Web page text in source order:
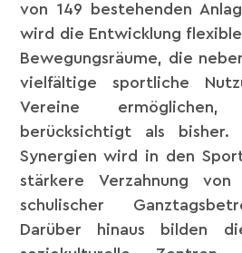
von 149 bestehenden
wird die Entwicklung
Bewegungsräume, die
vielfältige sportliche
Vereine
berücksichtigt als bisher.
Synergien wird in den
stärkere Verzahnung von
schulischer
Darüber hinaus bilden